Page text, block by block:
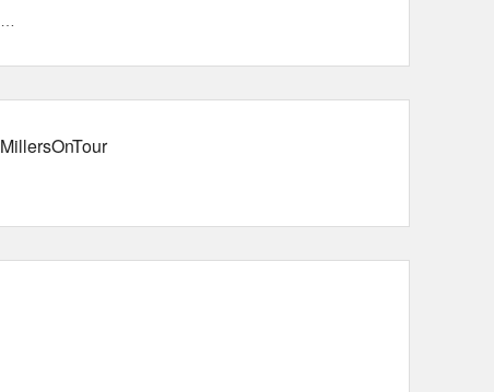
MillersOnTour